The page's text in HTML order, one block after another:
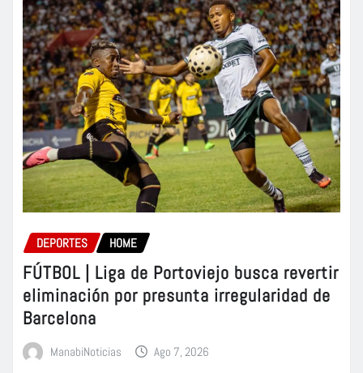
DEPORTES HOME
FÚTBOL | Liga de Portoviejo busca revertir
eliminación por presunta irregularidad de
Barcelona
ManabiNoticias Ago 7, 2026